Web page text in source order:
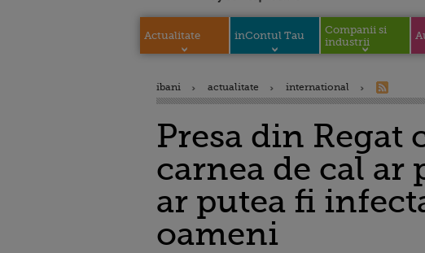
Actualitate inContul Tau
Companii si
industrii
ibani actualitate international
Presa din Regat
carnea de cal ar
ar putea fi
oameni